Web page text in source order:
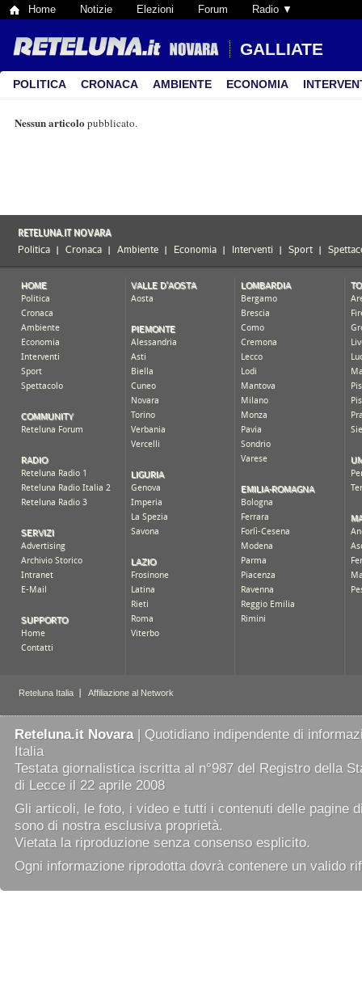
Home Notizie Elezioni Forum Radio ▼
GALLIATE
POLITICA CRONACA AMBIENTE ECONOMIA
Nessun articolo pubblicato.
Reteluna.it Novara| Quotidiano indipendente di
Italia
Testata giornalistica iscritta al n°987 del Registro della
di Lecce il 22 aprile 2008
Gli articoli, le foto, i video e tutti i contenuti delle pagine
sono di nostra esclusiva proprietà.
Vietata la riproduzione senza consenso esplicito.
Ogni informazione riprodotta dovrà contenere un valido